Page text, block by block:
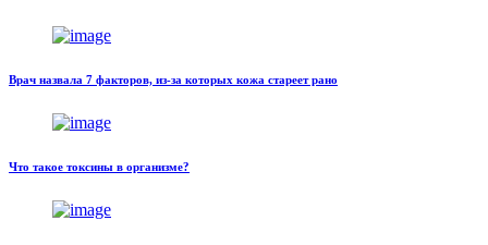
Врач назвала 7 факторов, из-за которых кожа стареет рано
Что такое токсины в организме?